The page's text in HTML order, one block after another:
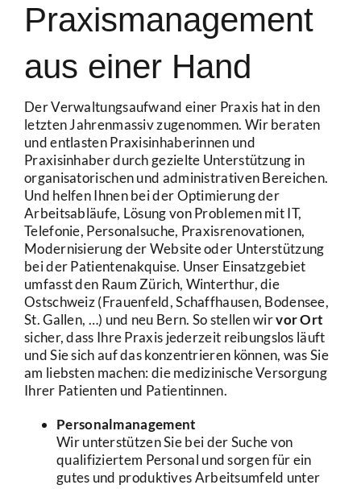
Praxismanagement
aus einer Hand
Der Verwaltungsaufwand einer Praxis hat in den
letzten Jahrenmassiv zugenommen. Wir beraten
und entlasten Praxisinhaberinnen und
Praxisinhaber durch gezielte Unterstützung in
organisatorischen und administrativen Bereichen.
Und helfen Ihnen bei der Optimierung der
Arbeitsabläufe, Lösung von Problemen mit IT,
Telefonie, Personalsuche, Praxisrenovationen,
Modernisierung der Website oder Unterstützung
bei der Patientenakquise. Unser Einsatzgebiet
umfasst den Raum Zürich, Winterthur, die
Ostschweiz (Frauenfeld, Schaffhausen, Bodensee,
St. Gallen, …) und neu Bern. So stellen wirvor Ort
sicher, dass Ihre Praxis jederzeit reibungslos läuft
und Sie sich auf das konzentrieren können, was Sie
am liebsten machen: die medizinische Versorgung
Ihrer Patienten und Patientinnen.
Personalmanagement
Wir unterstützen Sie bei der Suche von
qualifiziertem Personal und sorgen für ein
gutes und produktives Arbeitsumfeld unter